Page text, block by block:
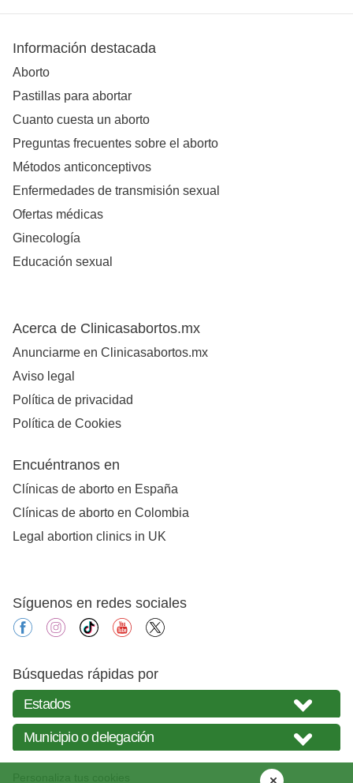
Información destacada
Aborto
Pastillas para abortar
Cuanto cuesta un aborto
Preguntas frecuentes sobre el aborto
Métodos anticonceptivos
Enfermedades de transmisión sexual
Ofertas médicas
Ginecología
Educación sexual
Acerca de Clinicasabortos.mx
Anunciarme en Clinicasabortos.mx
Aviso legal
Política de privacidad
Política de Cookies
Encuéntranos en
Clínicas de aborto en España
Clínicas de aborto en Colombia
Legal abortion clinics in UK
Síguenos en redes sociales
facebookinstagram
tiktok youtube
Búsquedas rápidas por